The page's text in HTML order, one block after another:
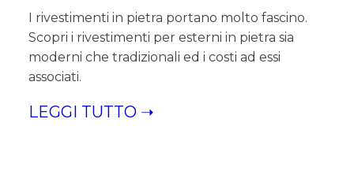
I rivestimenti in pietra portano molto fascino.
Scopri i rivestimenti per esterni in pietra sia
moderni che tradizionali ed i costi ad essi
associati.
LEGGI TUTTO ➝